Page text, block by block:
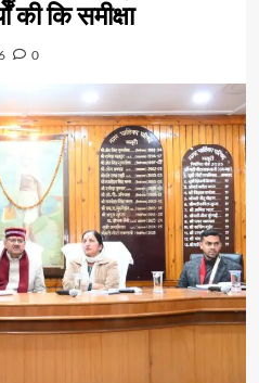
की कि समीक्षा
0